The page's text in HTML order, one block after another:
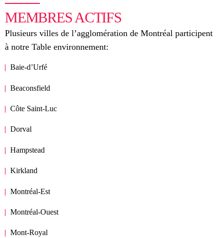
MEMBRES ACTIFS
Plusieurs villes de l’agglomération de Montréal participent
à notre Table environnement:
Baie-d’Urfé
Beaconsfield
Côte Saint-Luc
Dorval
Hampstead
Kirkland
Montréal-Est
Montréal-Ouest
Mont-Royal